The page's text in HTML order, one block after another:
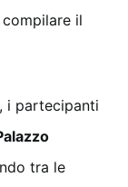
il
i partecipanti
tra le